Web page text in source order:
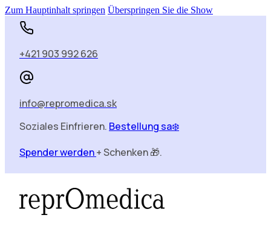
Zum Hauptinhalt springen Überspringen Sie die Show
+421 903 992 626
info@repromedica.sk
Soziales Einfrieren. Bestellung sa❄️
Spender werden+ Schenken 🎁.